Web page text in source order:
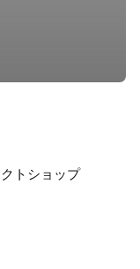
トショップ